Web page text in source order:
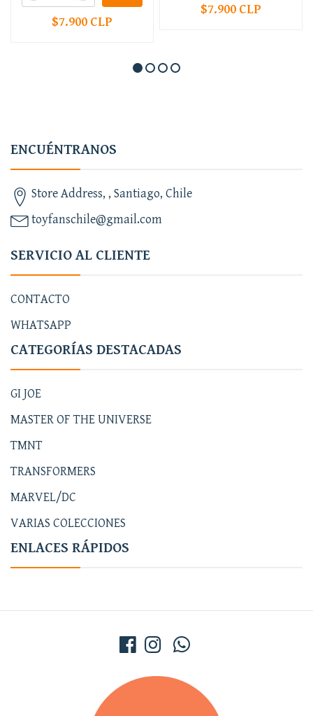
$7.900 CLP
$7.900 CLP
ENCUÉNTRANOS
Store Address, , Santiago, Chile
toyfanschile@gmail.com
SERVICIO AL CLIENTE
CONTACTO
WHATSAPP
CATEGORÍAS DESTACADAS
GI JOE
MASTER OF THE UNIVERSE
TMNT
TRANSFORMERS
MARVEL/DC
VARIAS COLECCIONES
ENLACES RÁPIDOS